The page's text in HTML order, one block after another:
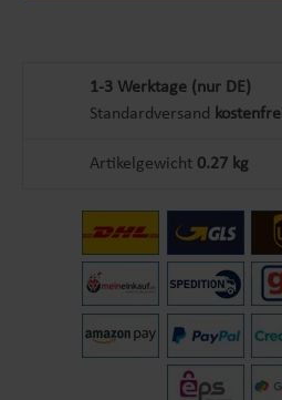
1-3 Werktage (nur DE)
Standardversand kostenfrei
Artikelgewicht 0.27 kg